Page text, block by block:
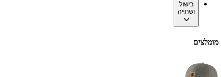
בישול
ושתייה
מומלצים